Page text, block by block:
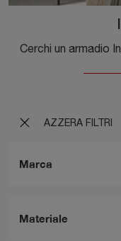
AZZERA FILTRI
Marca
Materiale